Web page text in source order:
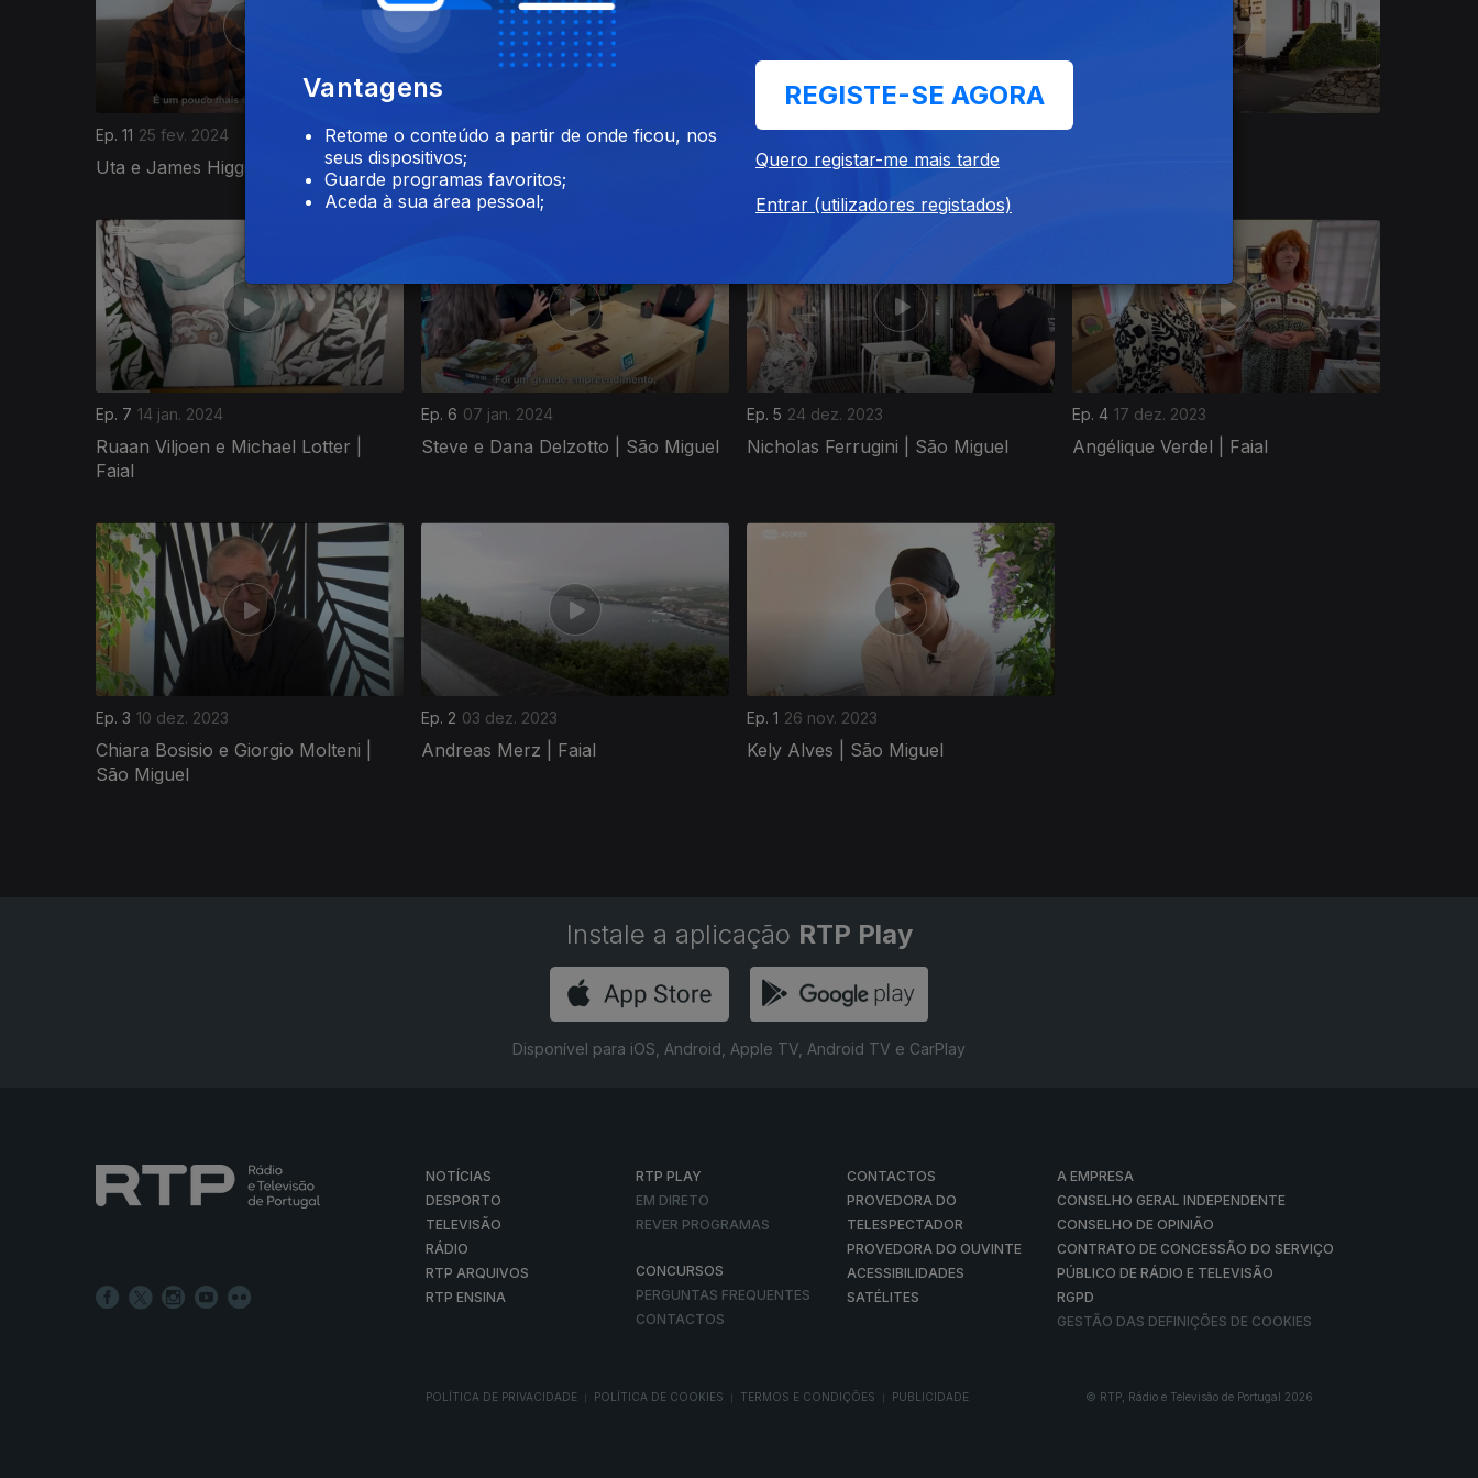
Ep. 11 25 fev. 2024
Uta e James Higgs | Faial
Ep. 10 18 fev. 2024
William Lima | São Miguel
Ep. 9 28 jan. 2024
Tricia Walters | Faial
Ep. 7 14 jan. 2024
Ruaan Viljoen e Michael Lotter |
Faial
Ep. 6 07 jan. 2024
Steve e Dana Delzotto | São Miguel
Ep. 5 24 dez. 2023
Nicholas Ferrugini | São Miguel
Ep. 4 17 dez. 2023
Angélique Verdel | Faial
735650
Ep. 3 10 dez. 2023
Chiara Bosisio e Giorgio Molteni |
São Miguel
Ep. 2 03 dez. 2023
Andreas Merz | Faial
Ep. 1 26 nov. 2023
Kely Alves | São Miguel
731211
Instale a aplicação RTP Play
Disponível para iOS, Android, Apple TV, Android TV e CarPlay
NOTÍCIAS
DESPORTO
TELEVISÃO
RÁDIO
RTP ARQUIVOS
RTP ENSINA
RTP PLAY
EM DIRETO
REVER PROGRAMAS
CONCURSOS
PERGUNTAS FREQUENTES
CONTACTOS
CONTACTOS
PROVEDORA DO
TELESPECTADOR
PROVEDORA DO OUVINTE
ACESSIBILIDADES
SATÉLITES
A EMPRESA
CONSELHO GERAL INDEPENDENTE
CONSELHO DE OPINIÃO
CONTRATO DE CONCESSÃO DO SERVIÇO
PÚBLICO DE RÁDIO E TELEVISÃO
RGPD
GESTÃO DAS DEFINIÇÕES DE COOKIES
POLÍTICA DE PRIVACIDADE POLÍTICA DE COOKIES TERMOS E CONDIÇÕES PUBLICIDADE © RTP, Rádio e Televisão de Portugal 2026
Vantagens
Retome o conteúdo a partir de onde ficou, nos
seus dispositivos;
Guarde programas favoritos;
Aceda à sua área pessoal;
REGISTE-SE AGORA
Quero registar-me mais tarde
Entrar (utilizadores registados)